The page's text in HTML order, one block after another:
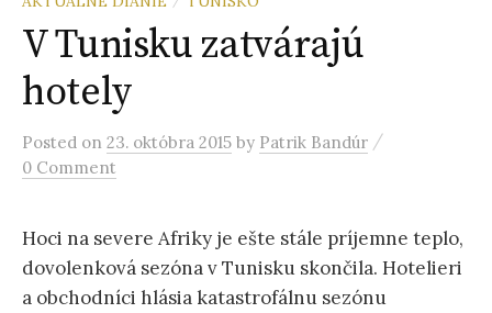
e
V Tunisku zatvárajú
hotely
Posted on 23. októbra 2015 by Patrik Bandúr /
0 Comment
Hoci na severe Afriky je ešte stále príjemne teplo,
dovolenková sezóna v Tunisku skončila. Hotelieri
a obchodníci hlásia katastrofálnu sezónu